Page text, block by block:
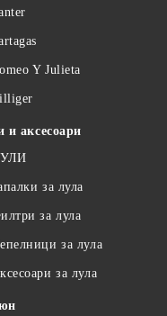
Y Julieta
и аксесоари
за лула
за лула
за лула
за лула